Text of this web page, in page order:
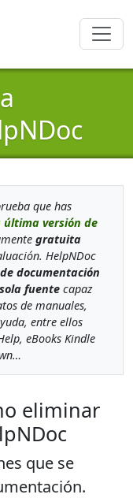
que has
versión de
gratuita
HelpNDoc
documentación
fuentecapaz
de manuales,
entre ellos
eBooks Kindle
eliminar
que se